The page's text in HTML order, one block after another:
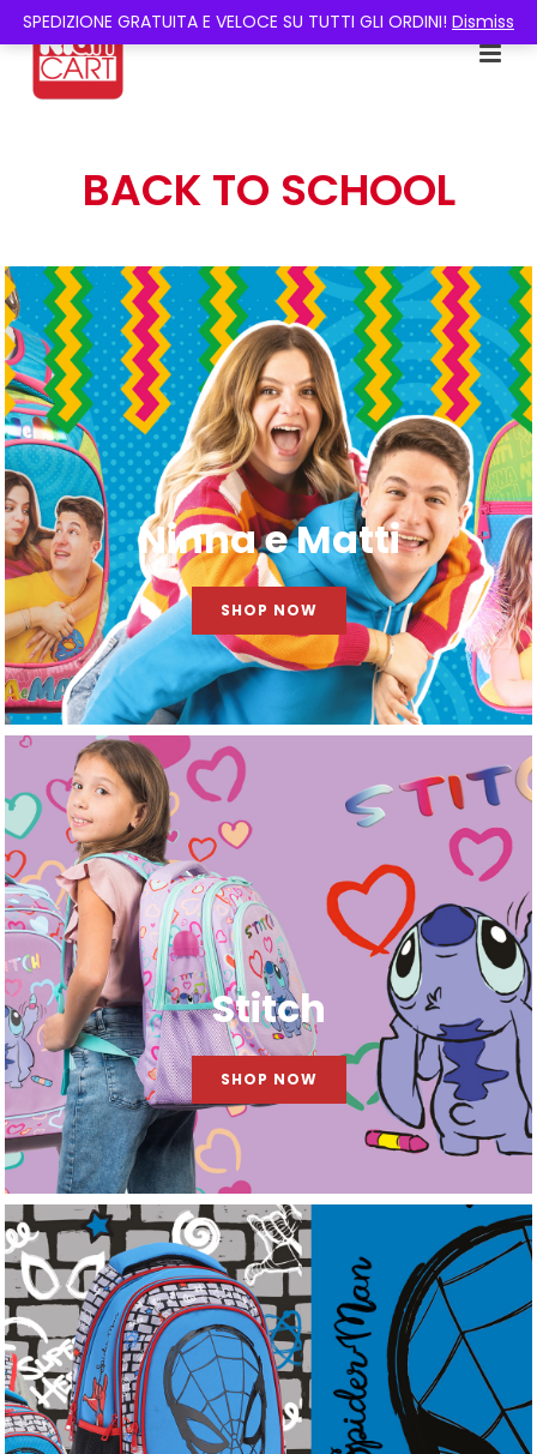
SPEDIZIONE GRATUITA E VELOCE SU TUTTI GLI ORDINI! Dismiss
BACK TO SCHOOL
Ninna e Matti
SHOP NOW
Stitch
SHOP NOW